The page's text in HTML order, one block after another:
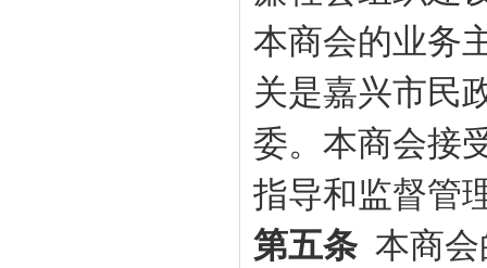
本商会的业务
关是嘉兴市民
委。本商会接
指导和监督管
第五条 本商会